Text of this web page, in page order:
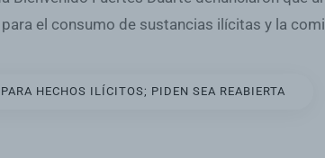
el consumo de sustancias ilícitas y la
HECHOS ILÍCITOS; PIDEN SEA REABIERTA